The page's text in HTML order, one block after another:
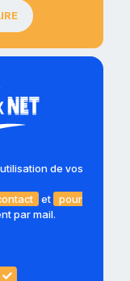
de vos
et
pour
par mail.